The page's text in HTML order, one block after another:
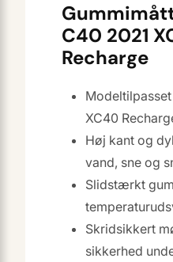
C40 2021
Recharge
XC40
Høj kant og
vand, sne og
Slidstærkt
Skridsikkert
sikkerhed